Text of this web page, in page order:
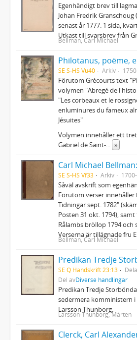
Egenhändigt brev till
Johan Fredrik Granschoug
senast år 1777. 1 sida,
Utkast till svarsbrev från
Bellman, Carl Michael
SE S-HS Vu40 Arkiv
Förutom Grécourts text
volymen "Abregé de
"Les corbeaux et le
enluminures du fameux
Jésuites"
Volymen innehåller ett
Gabriel de Saint-... »
SE S-HS Vf33 Arkiv
Såväl avskrift som
Förutom verser
Tidningar sept. 1782"
Posten 31 okt. 1794),
Rålambs bröllop 1794 och
Verserna är tillägnade fru
Bellman, Carl Michael
SE Q Handskrift 23:13
Del avDiverse handlingar
Predikan Tredje
sedermera komministern
Larsson Thunborg.
Larsson-Thunborg, Mårten